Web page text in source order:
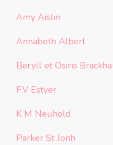
Amy Aislin
Annabeth Albert
Beryll et Osiris
F.V Estyer
K M Neuhold
Parker St Jonh